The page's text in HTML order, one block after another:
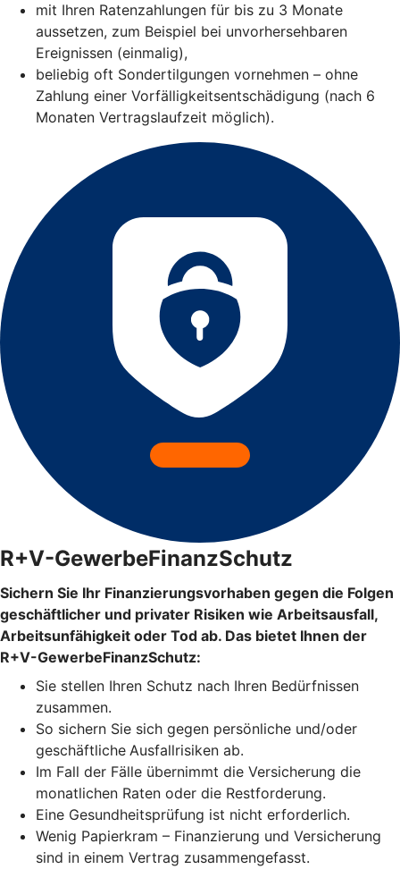
mit Ihren Ratenzahlungen für bis zu 3 Monate
aussetzen, zum Beispiel bei unvorhersehbaren
Ereignissen (einmalig),
beliebig oft Sondertilgungen vornehmen – ohne
Zahlung einer Vorfälligkeitsentschädigung (nach 6
Monaten Vertragslaufzeit möglich).
R+V-GewerbeFinanzSchutz
Sichern Sie Ihr Finanzierungsvorhaben gegen die Folgen
geschäftlicher und privater Risiken wie Arbeitsausfall,
Arbeitsunfähigkeit oder Tod ab. Das bietet Ihnen der
R+V-GewerbeFinanzSchutz:
Sie stellen Ihren Schutz nach Ihren Bedürfnissen
zusammen.
So sichern Sie sich gegen persönliche und/oder
geschäftliche Ausfallrisiken ab.
Im Fall der Fälle übernimmt die Versicherung die
monatlichen Raten oder die Restforderung.
Eine Gesundheitsprüfung ist nicht erforderlich.
Wenig Papierkram – Finanzierung und Versicherung
sind in einem Vertrag zusammengefasst.